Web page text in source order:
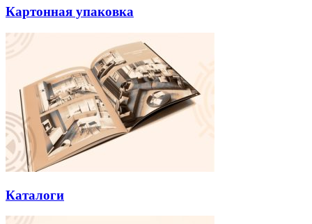
Картонная упаковка
Каталоги